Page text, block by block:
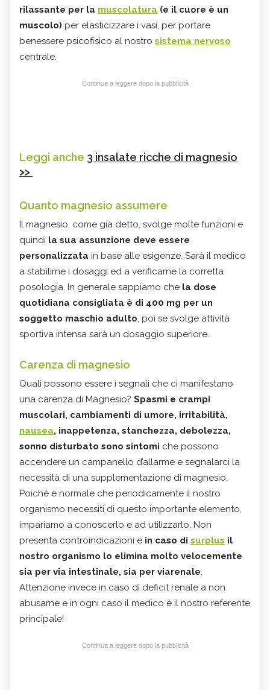
rilassante per la muscolatura (e il cuore è un
muscolo) per elasticizzare i vasi, per portare
benessere psicofisico al nostro sistema nervoso
centrale.
Continua a leggere dopo la pubblicità
Leggi anche 3 insalate ricche di magnesio
>>
Quanto magnesio assumere
Il magnesio, come già detto, svolge molte funzioni e
quindi la sua assunzione deve essere
personalizzata in base alle esigenze. Sarà il medico
a stabilirne i dosaggi ed a verificarne la corretta
posologia. In generale sappiamo che la dose
quotidiana consigliata è di 400 mg per un
soggetto maschio adulto, poi se svolge attività
sportiva intensa sarà un dosaggio superiore.
Carenza di magnesio
Quali possono essere i segnali che ci manifestano
una carenza di Magnesio? Spasmi e crampi
muscolari, cambiamenti di umore, irritabilità,
nausea, inappetenza, stanchezza, debolezza,
sonno disturbato sono sintomi che possono
accendere un campanello d’allarme e segnalarci la
necessità di una supplementazione di magnesio.
Poiché è normale che periodicamente il nostro
organismo necessiti di questo importante elemento,
impariamo a conoscerlo e ad utilizzarlo. Non
presenta controindicazioni e in caso di surplus il
nostro organismo lo elimina molto velocemente
sia per via intestinale, sia per viarenale.
Attenzione invece in caso di deficit renale a non
abusarne e in ogni caso il medico è il nostro referente
principale!
Continua a leggere dopo la pubblicità